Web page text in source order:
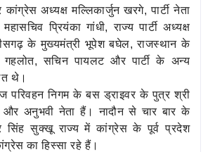
अध्यक्ष मल्लिकार्जुन खरगे, पार्टी नेता
महासचिव प्रियंका गांधी, राज्य पार्टी अध्यक्ष
के मुख्यमंत्री भूपेश बघेल, राजस्थान के
गहलोत, सचिन पायलट और पार्टी के अन्य
थे।
परिवहन निगम के बस ड्राइवर के पुत्र श्री
अनुभवी नेता हैं। नादौन से चार बार के
सिंह सुक्खू राज्य में कांग्रेस के पूर्व प्रदेश
का हिस्सा रहे हैं।